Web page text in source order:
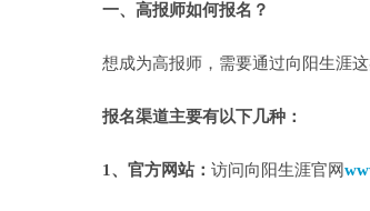
一、高报师如何报名？
想成为高报师，需要通过向阳生涯
报名渠道主要有以下几种：
1、官方网站： 访问向阳生涯官网